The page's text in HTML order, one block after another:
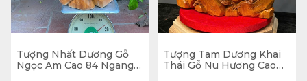
Tượng Nhất Dương Gỗ
Ngọc Am Cao 84 Ngang
Tượng Tam Dương Khai
Thái Gỗ Nu Hương Cao